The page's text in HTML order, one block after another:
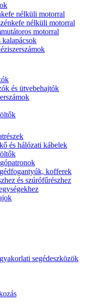
nélküli motorral
nélküli motorral
motorral
és ütvebehajtók
és hálózati kábelek
kofferek
és szúrófűrészhez
segédeszközök